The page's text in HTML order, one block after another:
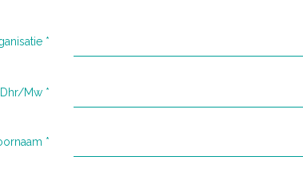
*
Dhr/Mw *
*